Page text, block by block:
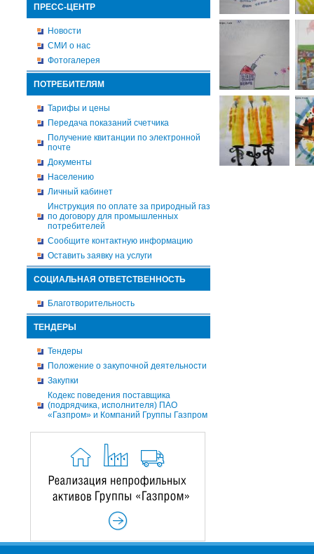
ПРЕСС-ЦЕНТР
Новости
СМИ о нас
Фотогалерея
ПОТРЕБИТЕЛЯМ
Тарифы и цены
Передача показаний счетчика
Получение квитанции по электронной
почте
Документы
Населению
Личный кабинет
Инструкция по оплате за природный газ
по договору для промышленных
потребителей
Сообщите контактную информацию
Оставить заявку на услуги
СОЦИАЛЬНАЯ ОТВЕТСТВЕННОСТЬ
Благотворительность
ТЕНДЕРЫ
Тендеры
Положение о закупочной деятельности
Закупки
Кодекс поведения поставщика
(подрядчика, исполнителя) ПАО
«Газпром» и Компаний Группы Газпром